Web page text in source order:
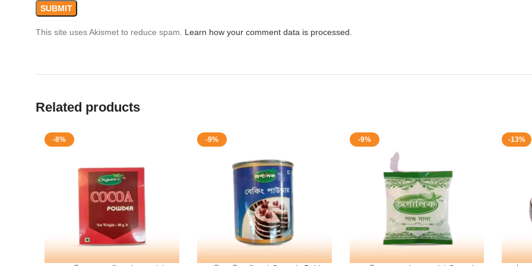
This site uses Akismet to reduce spam. Learn how your comment data is processed.
Related products
-8% -9% -9% -13%